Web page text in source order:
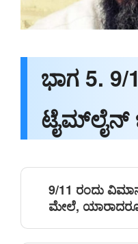
ಭಾಗ 5.
ಟೈಮ್‌ಲೈನ್
9/11 ರಂದು
ಮೇಲೆ, ಯಾರಾದರೂ